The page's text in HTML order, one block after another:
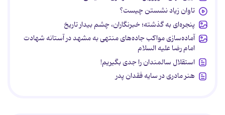
تاوان زیاد نشستن چیست؟
پنجره‌ای به گذشته؛ خبرنگاران، چشم بیدار تاریخ
آماده‌سازی مواکب جاده‌های منتهی به مشهد در آستانه شهادت
امام رضا علیه السلام
استقلال سالمندان را جدی بگیریم!
هنر مادری در سایه‌ فقدان پدر